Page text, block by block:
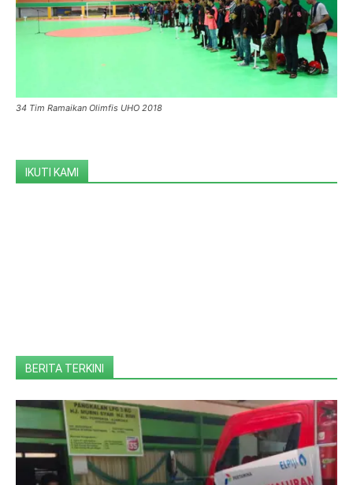
34 Tim Ramaikan Olimfis UHO 2018
IKUTI KAMI
BERITA TERKINI